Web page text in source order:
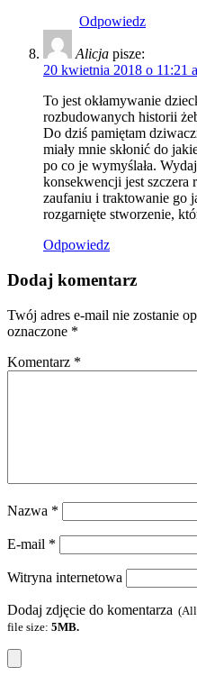
Odpowiedz
Alicja pisze:
20 kwietnia 2018 o 11:21
To jest okłamywanie
rozbudowanych historii
Do dziś pamiętam
miały mnie skłonić do
po co je wymyślała.
konsekwencji jest szczera
zaufaniu i traktowanie go
rozgarnięte stworzenie,
Odpowiedz
Dodaj komentarz
Twój adres e-mail nie zostanie
oznaczone *
Komentarz *
Nazwa *
E-mail *
Witryna internetowa
Dodaj zdjęcie do komentarza
file size: 5MB.